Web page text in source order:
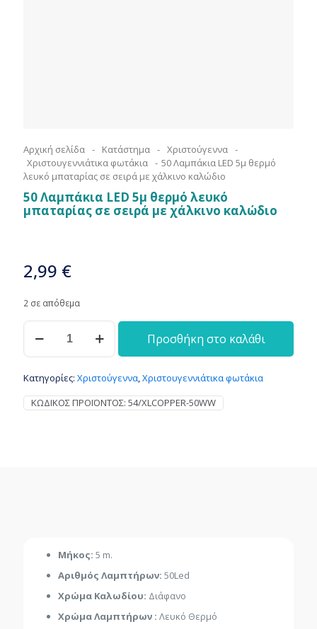
Αρχική σελίδα - Κατάστημα - Χριστούγεννα -
Χριστουγεννιάτικα φωτάκια - 50 Λαμπάκια LED 5μ θερμό
λευκό μπαταρίας σε σειρά με χάλκινο καλώδιο
50 Λαμπάκια LED 5μ θερμό λευκό
μπαταρίας σε σειρά με χάλκινο καλώδιο
2,99 €
2 σε απόθεμα
50
Λαμπάκια
LED
θερμό
λευκό
μπαταρίας
Προσθήκη στο καλάθι
Κατηγορίες: Χριστούγεννα,Χριστουγεννιάτικα φωτάκια
ΚΩΔΙΚΌΣ ΠΡΟΪΌΝΤΟΣ: 54/XLCOPPER-50WW
Μήκος: 5 m.
Αριθμός Λαμπτήρων: 50Led
Χρώμα Καλωδίου: Διάφανο
Χρώμα Λαμπτήρων : Λευκό Θερμό